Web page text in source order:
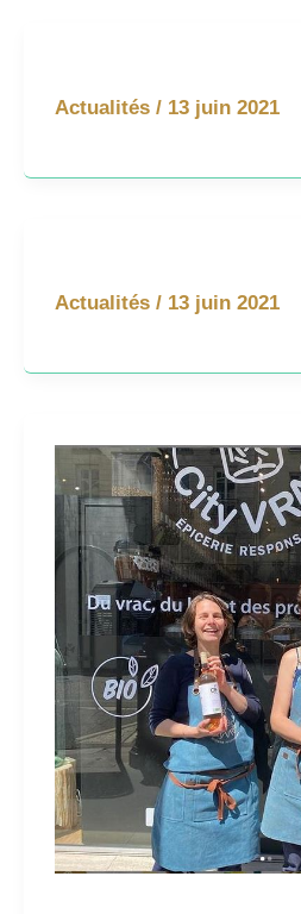
Actualités/ 13 juin 2021
Actualités/ 13 juin 2021